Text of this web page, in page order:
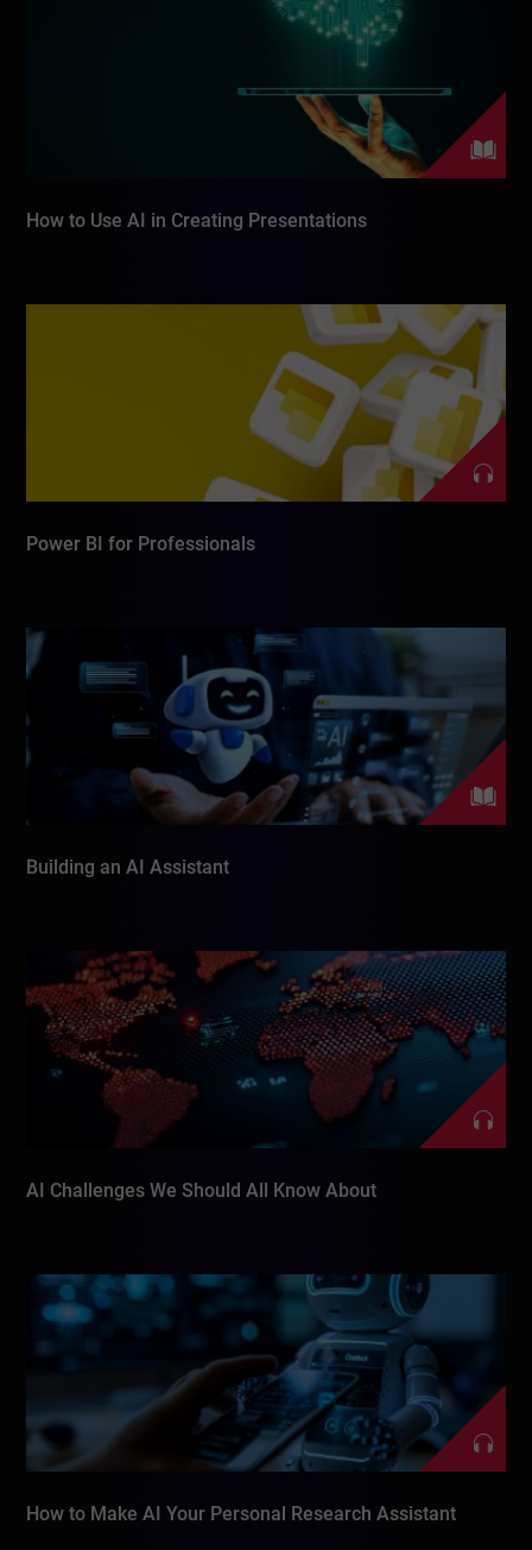
How to Use AI in Creating Presentations
Power BI for Professionals
Building an AI Assistant
AI Challenges We Should All Know About
How to Make AI Your Personal Research Assistant